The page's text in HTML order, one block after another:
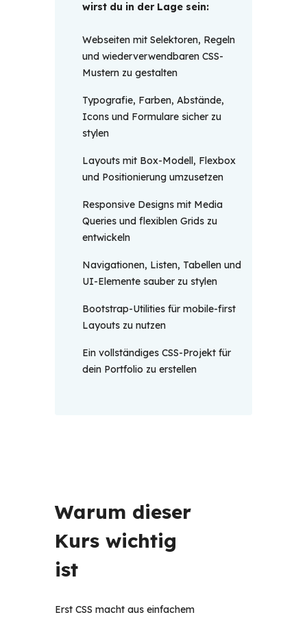
wirst du in der Lage sein:
Webseiten mit Selektoren, Regeln
und wiederverwendbaren CSS-
Mustern zu gestalten
Typografie, Farben, Abstände,
Icons und Formulare sicher zu
stylen
Layouts mit Box-Modell, Flexbox
und Positionierung umzusetzen
Responsive Designs mit Media
Queries und flexiblen Grids zu
entwickeln
Navigationen, Listen, Tabellen und
UI-Elemente sauber zu stylen
Bootstrap-Utilities für mobile-first
Layouts zu nutzen
Ein vollständiges CSS-Projekt für
dein Portfolio zu erstellen
Warum dieser
Kurs wichtig
ist
Erst CSS macht aus einfachem